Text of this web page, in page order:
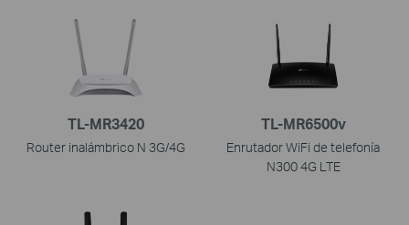
TL-MR3420
Router inalámbrico N 3G/4G
TL-MR6500v
Enrutador WiFi de telefonía
N300 4G LTE